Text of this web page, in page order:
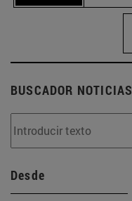
BUSCADOR NOTICIAS
Desde